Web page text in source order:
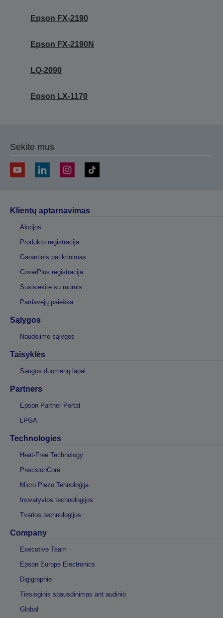
Epson FX-2190
Epson FX-2190N
LQ-2090
Epson LX-1170
Sekite mus
Klientų aptarnavimas
Akcijos
Produkto registracija
Garantinis patikrinimas
CoverPlus registracija
Susisiekite su mumis
Pardavėjų paieška
Sąlygos
Naudojimo sąlygos
Taisyklės
Saugos duomenų lapai
Partners
Epson Partner Portal
LPGA
Technologies
Heat-Free Technology
PrecisionCore
Micro Piezo Tehnoloģija
Inovatyvios technologijos
Tvarios technologijos
Company
Executive Team
Epson Europe Electronics
Digigraphie
Tiesioginis spausdinimas ant audinio
Global